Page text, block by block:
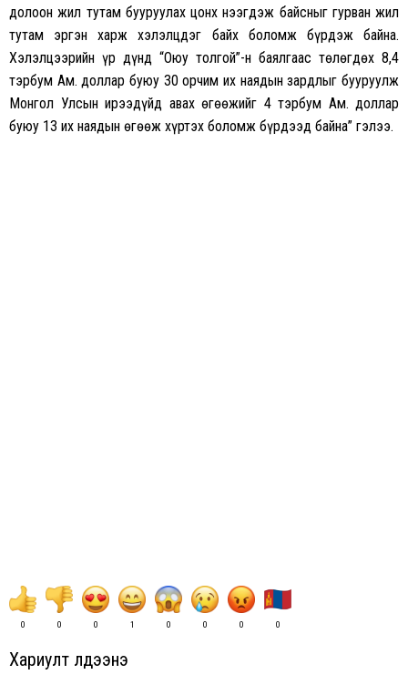
долоон жил тутам бууруулах цонх нээгдэж байсныг гурван жил
тутам эргэн харж хэлэлцдэг байх боломж бүрдэж байна.
Хэлэлцээрийн үр дүнд “Оюу толгой”-н баялгаас төлөгдөх 8,4
тэрбум Ам. доллар буюу 30 орчим их наядын зардлыг бууруулж
Монгол Улсын ирээдүйд авах өгөөжийг 4 тэрбум Ам. доллар
буюу 13 их наядын өгөөж хүртэх боломж бүрдээд байна” гэлээ.
0 0 0 1 0 0 0 0
Хариулт үлдээнэ үү